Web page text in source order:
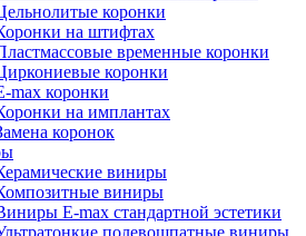
коронки
на штифтах
временные коронки
коронки
max коронки
на имплантах
коронок
виниры
виниры
E-max стандартной эстетики
полевошпатные виниры